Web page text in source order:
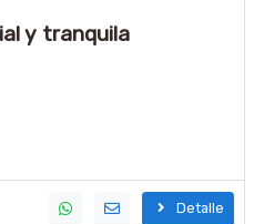
y tranquila
Detalle